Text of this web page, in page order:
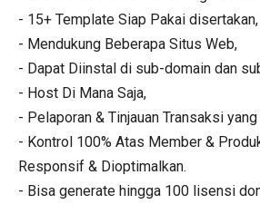
- 15+ Template Siap Pakai disertakan,
- Mendukung Beberapa Situs Web,
- Dapat Diinstal di sub-domain dan
- Host Di Mana Saja,
- Pelaporan & Tinjauan Transaksi yang
- Kontrol 100% Atas Member &
Responsif & Dioptimalkan.
- Bisa generate hingga 100 lisensi